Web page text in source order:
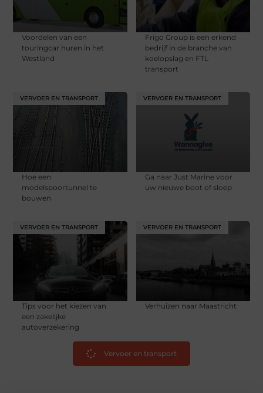
Voordelen van een
touringcar huren in het
Westland
Frigo Group is een erkend
bedrijf in de branche van
koelopslag en FTL
transport
VERVOER EN TRANSPORT
Hoe een
modelspoortunnel te
bouwen
VERVOER EN TRANSPORT
Ga naar Just Marine voor
uw nieuwe boot of sloep
VERVOER EN TRANSPORT
Tips voor het kiezen van
een zakelijke
autoverzekering
VERVOER EN TRANSPORT
Verhuizen naar Maastricht
Vervoer en transport